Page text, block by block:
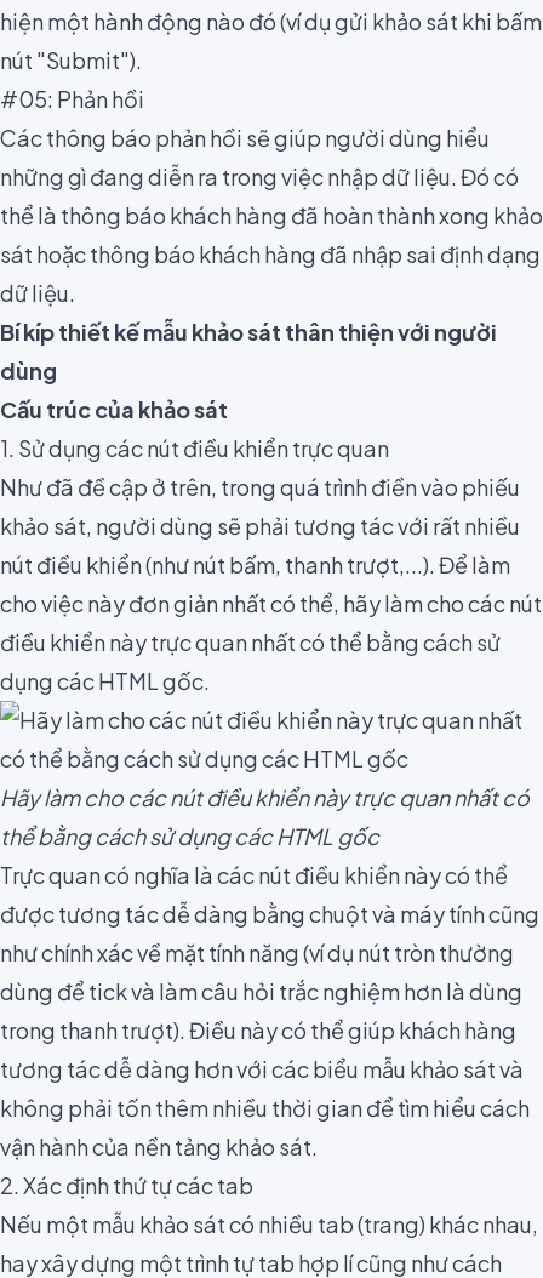
hiện một hành động nào đó (ví dụ gửi khảo sát khi bấm
nút "Submit").
#05: Phản hồi
Các thông báo phản hồi sẽ giúp người dùng hiểu
những gì đang diễn ra trong việc nhập dữ liệu. Đó có
thể là thông báo khách hàng đã hoàn thành xong khảo
sát hoặc thông báo khách hàng đã nhập sai định dạng
dữ liệu.
Bí kíp thiết kế mẫu khảo sát thân thiện với người
dùng
Cấu trúc của khảo sát
1. Sử dụng các nút điều khiển trực quan
Như đã đề cập ở trên, trong quá trình điền vào phiếu
khảo sát, người dùng sẽ phải tương tác với rất nhiều
nút điều khiển (như nút bấm, thanh trượt,...). Để làm
cho việc này đơn giản nhất có thể, hãy làm chocác nút
điều khiển này trực quan nhất có thể bằng cách sử
dụng các HTML gốc.
Hãy làm cho các nút điều khiển này trực quan nhất có
thể bằng cách sử dụng các HTML gốc
Trực quan có nghĩa là các nút điều khiển này có thể
được tương tác dễ dàng bằng chuột và máy tính cũng
như chính xác về mặt tính năng (ví dụ nút tròn thường
dùng để tick và làm câu hỏi trắc nghiệm hơn là dùng
trong thanh trượt). Điều này có thể giúp khách hàng
tương tác dễ dàng hơn với các biểu mẫu khảo sát và
không phải tốn thêm nhiều thời gian để tìm hiểu cách
vận hành của nền tảng khảo sát.
2. Xác định thứ tự các tab
Nếu một mẫu khảo sát có nhiều tab (trang) khác nhau,
hayxây dựng một trình tự tab hợp lícũng như cách